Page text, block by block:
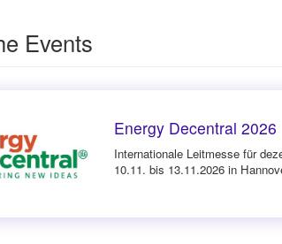
Events
Energy Decentral 2026
Internationale Leitmesse für
10.11. bis 13.11.2026 in